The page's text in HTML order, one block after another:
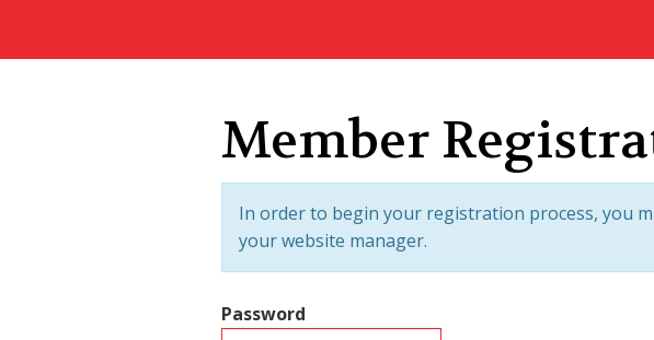
Member
In order to begin your registration process, you
your website manager.
Password